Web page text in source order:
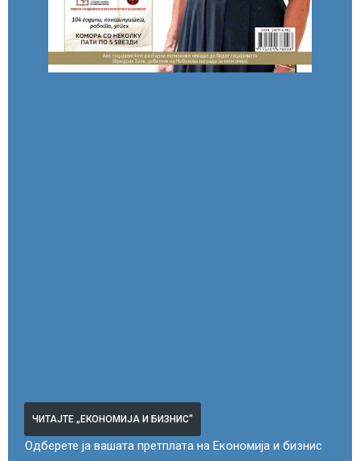
ЧИТАЈТЕ „ЕКОНОМИЈА И БИЗНИС“
Одберете ја вашата претплата на Економија и бизнис